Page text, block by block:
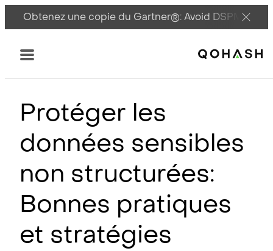
Obtenez une copie du Gartner®: Avoid DSPM
Main Logo
Menu
Protéger les
données sensibles
non structurées:
Bonnes pratiques
et stratégies